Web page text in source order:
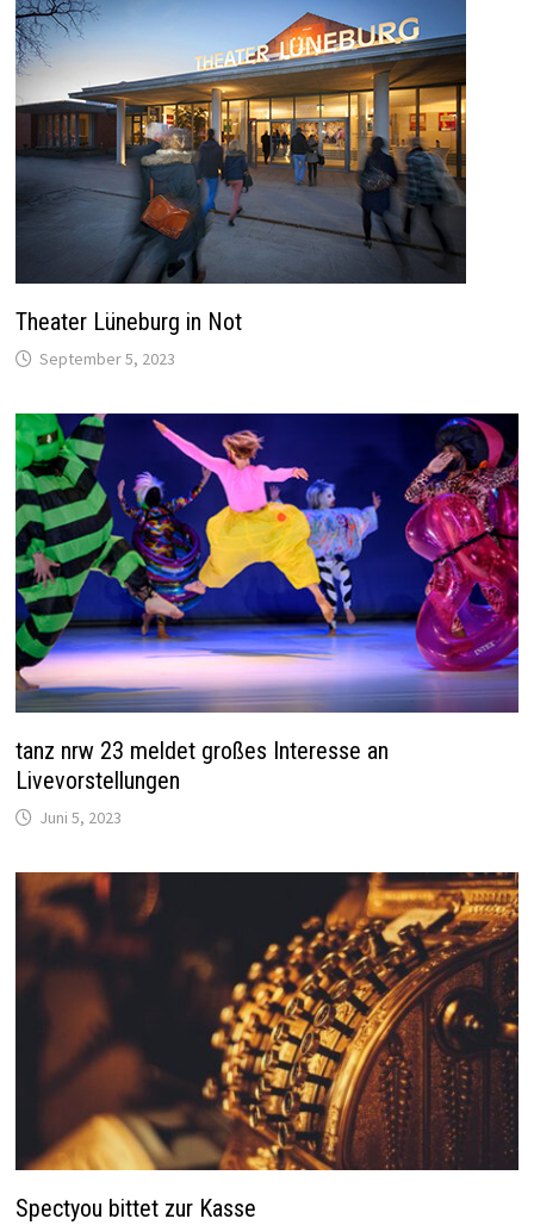
Theater Lüneburg in Not
September 5, 2023
tanz nrw 23 meldet großes Interesse an
Livevorstellungen
Juni 5, 2023
Spectyou bittet zur Kasse